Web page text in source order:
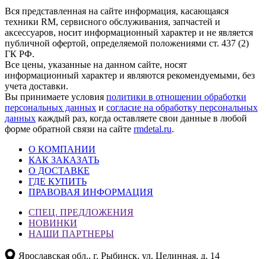
Вся представленная на сайте информация, касающаяся
техники RM, сервисного обслуживания, запчастей и
аксессуаров, носит информационный характер и не является
публичной офертой, определяемой положениями ст. 437 (2)
ГК РФ.
Все цены, указанные на данном сайте, носят
информационный характер и являются рекомендуемыми, без
учета доставки.
Вы принимаете условия политики в отношении обработки
персональных данных и согласие на обработку персональных
данных каждый раз, когда оставляете свои данные в любой
форме обратной связи на сайте rmdetal.ru.
О КОМПАНИИ
КАК ЗАКАЗАТЬ
О ДОСТАВКЕ
ГДЕ КУПИТЬ
ПРАВОВАЯ ИНФОРМАЦИЯ
СПЕЦ. ПРЕДЛОЖЕНИЯ
НОВИНКИ
НАШИ ПАРТНЕРЫ
Ярославская обл., г. Рыбинск, ул. Целинная, д. 14